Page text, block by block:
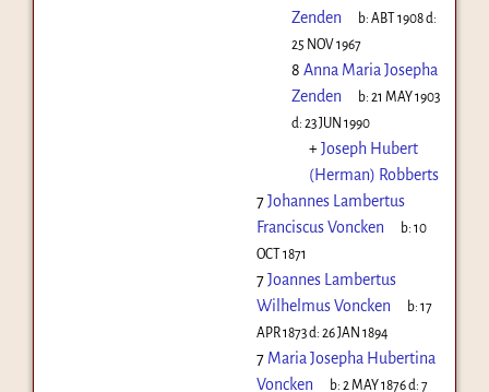
Zenden
b:ABT 1908d:
25 NOV 1967
8 Anna Maria Josepha
Zenden
b:21 MAY 1903
d: 23 JUN 1990
+Joseph Hubert
(Herman) Robberts
7Johannes Lambertus
Franciscus Voncken
b:10
OCT 1871
7Joannes Lambertus
Wilhelmus Voncken
b:17
APR 1873d: 26 JAN 1894
7 Maria Josepha Hubertina
Voncken
b:2 MAY 1876d:7